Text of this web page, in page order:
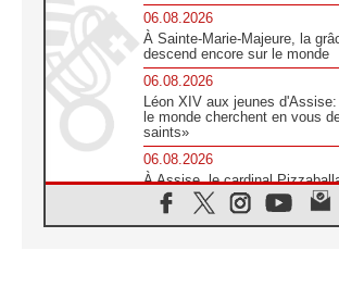
06.08.2026
À Sainte-Marie-Majeure, la
descend encore sur le monde
06.08.2026
Léon XIV aux jeunes
le monde cherchent en vous
saints»
06.08.2026
À Assise, le cardinal
«les chrétiens veulent la paix»
06.08.2026